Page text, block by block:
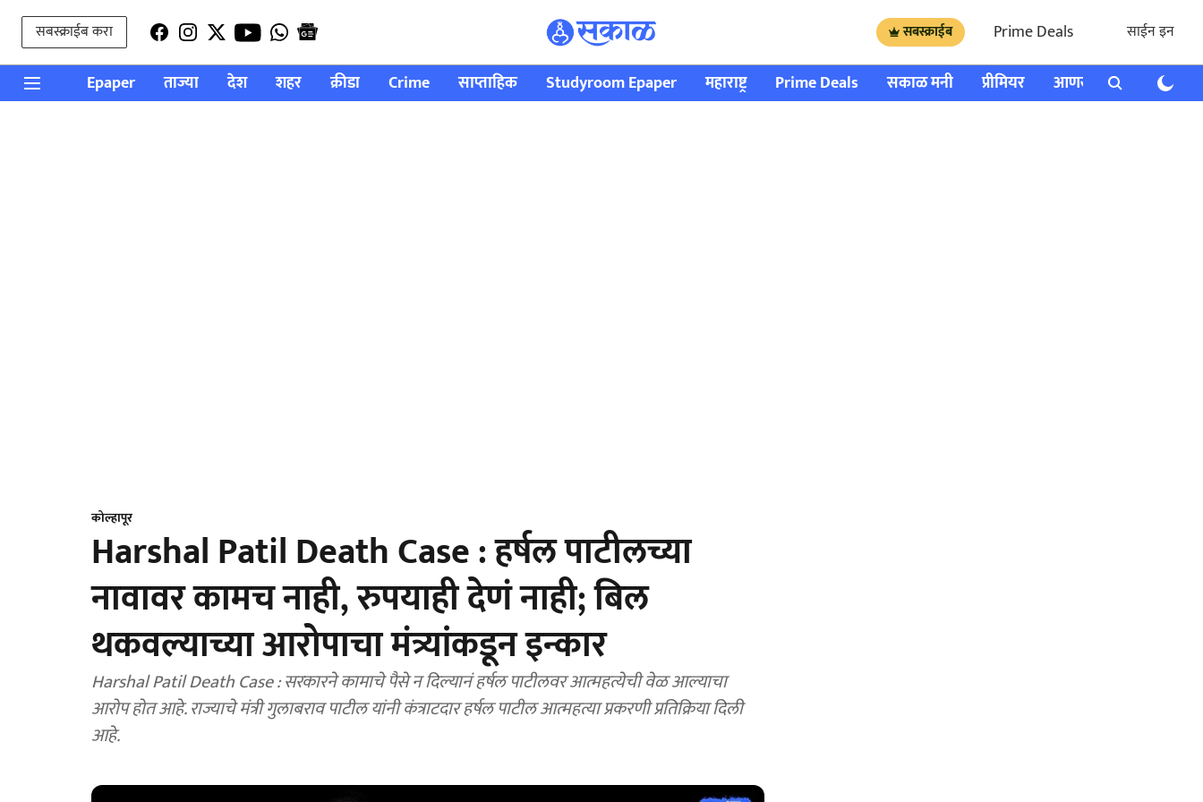
सबस्क्राईब करा सबस्क्राईब Prime Deals साईन इन
Epaper ताज्या देश शहर क्रीडा Crime साप्ताहिक Studyroom Epaper महाराष्ट्र Prime Deals सकाळ मनी प्रीमियर आणखी राशी भविष्य
कोल्हापूर
Harshal Patil Death Case : हर्षल पाटीलच्या
नावावर कामच नाही, रुपयाही देणं नाही; बिल
थकवल्याच्या आरोपाचा मंत्र्यांकडून इन्कार
Harshal Patil Death Case : सरकारने कामाचे पैसे न दिल्यानं हर्षल पाटीलवर आत्महत्येची वेळ आल्याचा
आरोप होत आहे. राज्याचे मंत्री गुलाबराव पाटील यांनी कंत्राटदार हर्षल पाटील आत्महत्या प्रकरणी प्रतिक्रिया दिली
आहे.